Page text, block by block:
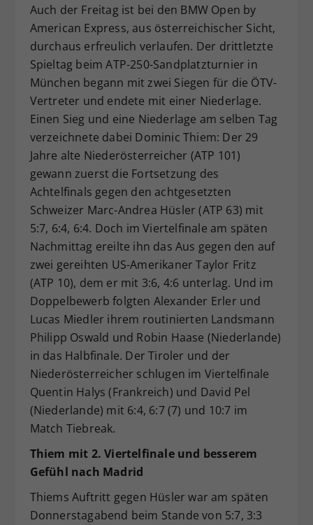
Auch der Freitag ist bei den BMW Open by
American Express, aus österreichischer Sicht,
durchaus erfreulich verlaufen. Der drittletzte
Spieltag beim ATP-250-Sandplatzturnier in
München begann mit zwei Siegen für die ÖTV-
Vertreter und endete mit einer Niederlage.
Einen Sieg und eine Niederlage am selben Tag
verzeichnete dabei Dominic Thiem: Der 29
Jahre alte Niederösterreicher (ATP 101)
gewann zuerst die Fortsetzung des
Achtelfinals gegen den achtgesetzten
Schweizer Marc-Andrea Hüsler (ATP 63) mit
5:7, 6:4, 6:4. Doch im Viertelfinale am späten
Nachmittag ereilte ihn das Aus gegen den auf
zwei gereihten US-Amerikaner Taylor Fritz
(ATP 10), dem er mit 3:6, 4:6 unterlag. Und im
Doppelbewerb folgten Alexander Erler und
Lucas Miedler ihrem routinierten Landsmann
Philipp Oswald und Robin Haase (Niederlande)
in das Halbfinale. Der Tiroler und der
Niederösterreicher schlugen im Viertelfinale
Quentin Halys (Frankreich) und David Pel
(Niederlande) mit 6:4, 6:7 (7) und 10:7 im
Match Tiebreak.
Thiem mit 2. Viertelfinale und besserem
Gefühl nach Madrid
Thiems Auftritt gegen Hüsler war am späten
Donnerstagabend beim Stande von 5:7, 3:3
Zweck
Dieser Wert speichert Ihre Consent-
Einstellungen. Unter anderem eine
zufällig generierte ID, für die
historische Speicherung Ihrer
vorgenommen Einstellungen, falls der
Webseiten-Betreiber dies eingestellt
hat.